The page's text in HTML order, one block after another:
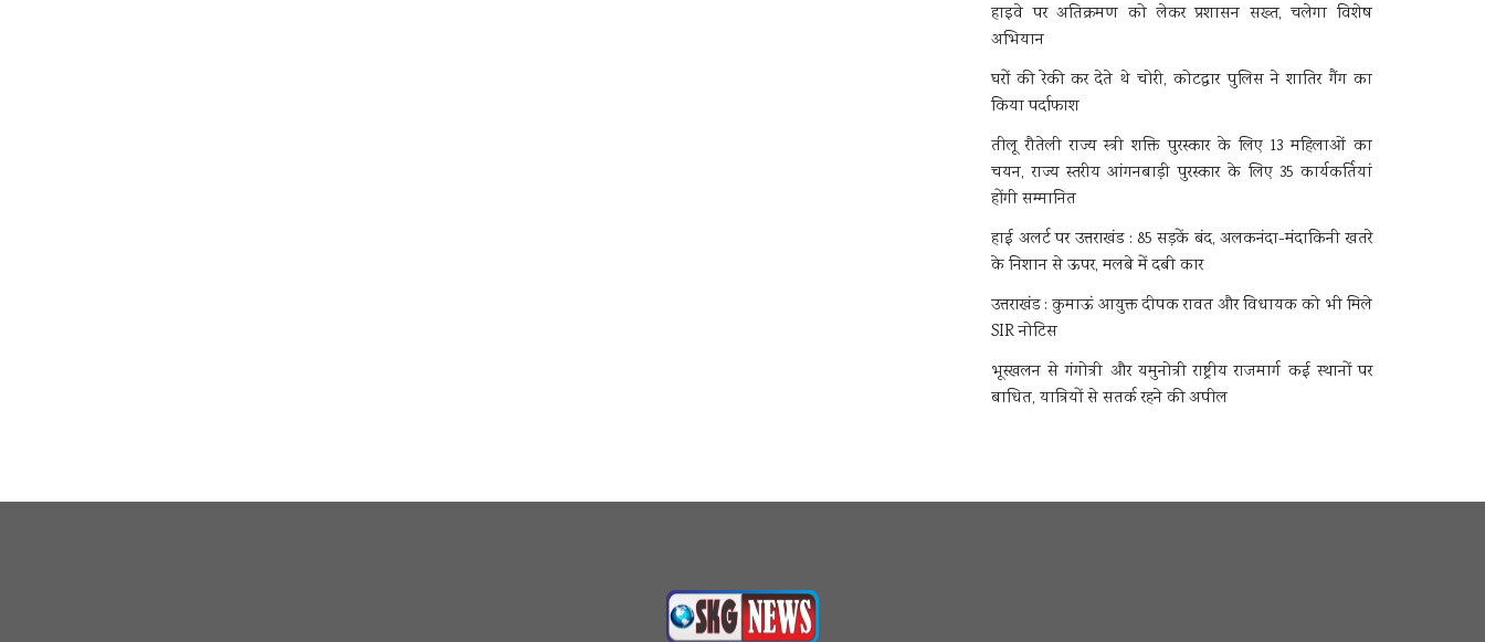
हाइवे पर अतिक्रमण को लेकर प्रशासन सख्त, चलेगा विशेष
अभियान
घरों की रेकी कर देते थे चोरी, कोटद्वार पुलिस ने शातिर गैंग का
किया पर्दाफाश
तीलू रौतेली राज्य स्त्री शक्ति पुरस्कार के लिए 13 महिलाओं का
चयन, राज्य स्तरीय आंगनबाड़ी पुरस्कार के लिए 35 कार्यकर्तियां
होंगी सम्मानित
हाई अलर्ट पर उत्तराखंड : 85 सड़कें बंद, अलकनंदा-मंदाकिनी खतरे
के निशान से ऊपर, मलबे में दबी कार
उत्तराखंड : कुमाऊं आयुक्त दीपक रावत और विधायक को भी मिले
SIR नोटिस
भूस्खलन से गंगोत्री और यमुनोत्री राष्ट्रीय राजमार्ग कई स्थानों पर
बाधित, यात्रियों से सतर्क रहने की अपील